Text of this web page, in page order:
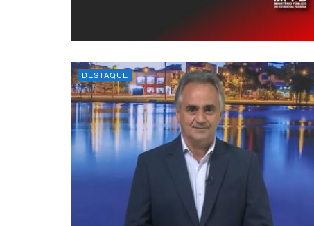
DESTAQUE